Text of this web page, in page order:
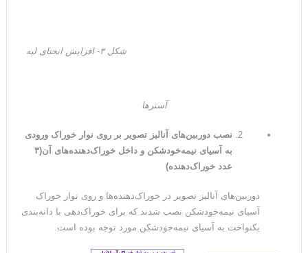
شکل ۳- افزایش انحنای لبه
آسترها
نصب دوربین‌های آنالیز تصویر بر روی نوار خوراک ورودی
به آسیای نیمه‌خودشکن و داخل خوراک‌دهنده‌های آن(۳
عدد خوراک‌دهنده)
دوربین‌های آنالیز تصویر در خوراک‌دهنده‌ها و روی نوار خوراک
آسیای نیمه‌خودشکن نصب شدند که برای خوراک‌دهی با دانه‌بندی
یکنواخت به آسیای نیمه‌خودشکن مورد توجه بوده است.